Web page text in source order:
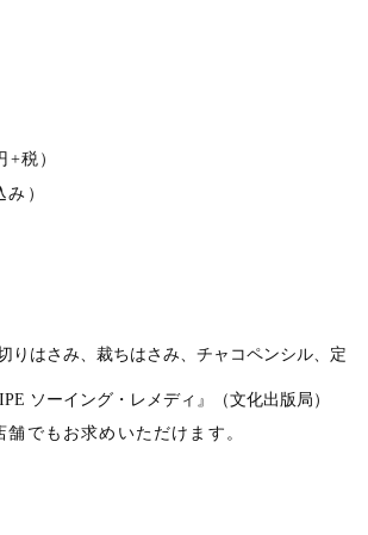
+税）
）
りはさみ、裁ちはさみ、チャコペンシル、定
ソーイング・レメディ』（文化出版局）
でもお求めいただけます。